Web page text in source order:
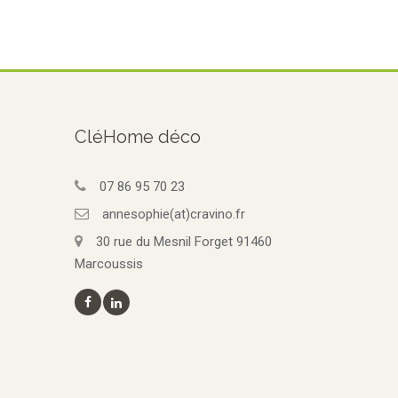
CléHome déco
07 86 95 70 23
annesophie(at)cravino.fr
30 rue du Mesnil Forget 91460
Marcoussis